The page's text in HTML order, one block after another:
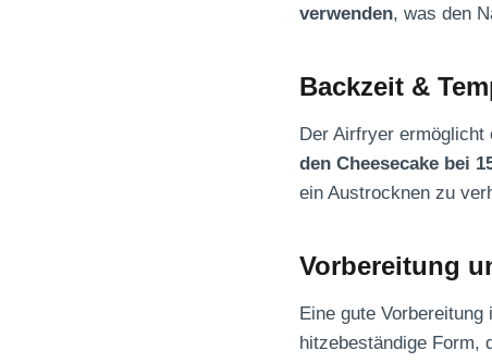
verwenden, was den
Backzeit &
Der Airfryer ermöglicht
den Cheesecake bei
ein Austrocknen zu
Vorbereitung
Eine gute
hitzebeständige Form,